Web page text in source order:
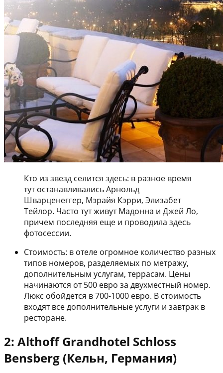
Кто из звезд селится здесь: в разное время
тут останавливались Арнольд
Шварценеггер, Мэрайя Кэрри, Элизабет
Тейлор. Часто тут живут Мадонна и Джей Ло,
причем последняя еще и проводила здесь
фотосессии.
Стоимость: в отеле огромное количество разных
типов номеров, разделяемых по метражу,
дополнительным услугам, террасам. Цены
начинаются от 500 евро за двухместный номер.
Люкс обойдется в 700-1000 евро. В стоимость
входят все дополнительные услуги и завтрак в
ресторане.
2: Althoff Grandhotel Schloss
Bensberg (Кельн, Германия)